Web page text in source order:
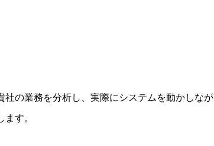
の業務を分析し、実際にシステムを動かしなが
す。